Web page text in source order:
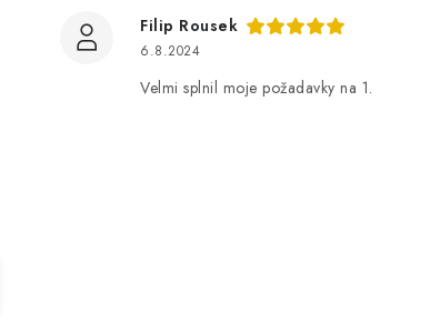
Filip Rousek
6.8.2024
Velmi splnil moje požadavky na 1.